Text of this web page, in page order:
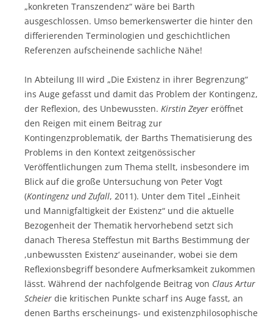
„konkreten Transzendenz“ wäre bei Barth
ausgeschlossen. Umso bemerkenswerter die hinter den
differierenden Terminologien und geschichtlichen
Referenzen aufscheinende sachliche Nähe!
In Abteilung III wird „Die Existenz in ihrer Begrenzung“
ins Auge gefasst und damit das Problem der Kontingenz,
der Reflexion, des Unbewussten. Kirstin Zeyer eröffnet
den Reigen mit einem Beitrag zur
Kontingenzproblematik, der Barths Thematisierung des
Problems in den Kontext zeitgenössischer
Veröffentlichungen zum Thema stellt, insbesondere im
Blick auf die große Untersuchung von Peter Vogt
(Kontingenz und Zufall, 2011). Unter dem Titel „Einheit
und Mannigfaltigkeit der Existenz“ und die aktuelle
Bezogenheit der Thematik hervorhebend setzt sich
danach Theresa Steffestun mit Barths Bestimmung der
,unbewussten Existenz‘ auseinander, wobei sie dem
Reflexionsbegriff besondere Aufmerksamkeit zukommen
lässt. Während der nachfolgende Beitrag von Claus Artur
Scheier die kritischen Punkte scharf ins Auge fasst, an
denen Barths erscheinungs- und existenzphilosophische